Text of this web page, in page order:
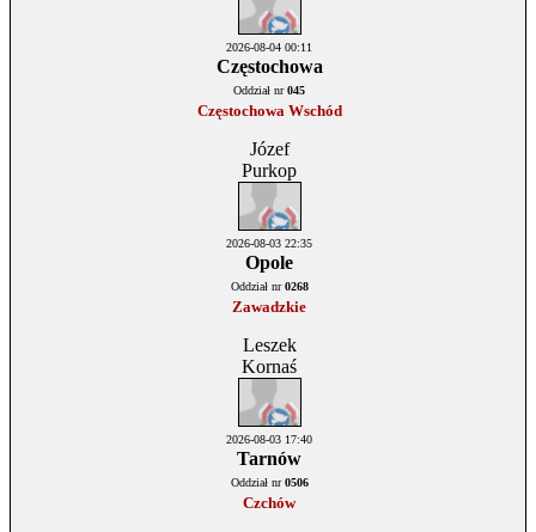
2026-08-04 00:11
Częstochowa
Oddział nr045
Częstochowa Wschód
Józef
Purkop
2026-08-03 22:35
Opole
Oddział nr0268
Zawadzkie
Leszek
Kornaś
2026-08-03 17:40
Tarnów
Oddział nr0506
Czchów